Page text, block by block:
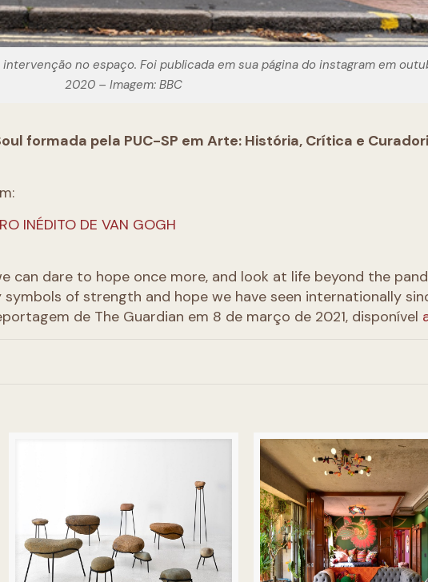
no espaço. Foi publicada em sua página do instagram em
2020 – Imagem: BBC
formada pela PUC-SP em Arte: História, Crítica e
INÉDITO DE VAN GOGH
can dare to hope once more, and look at life beyond the
of strength and hope we have seen internationally
de The Guardian em 8 de março de 2021, disponível